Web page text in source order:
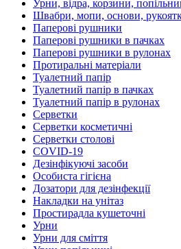
Урни, відра, корзини,
Швабри, мопи, основи,
Паперові рушники
Паперові рушники в пачках
Паперові рушники в рулонах
Протиральні матеріали
Туалетний папір
Туалетний папір в пачках
Туалетний папір в рулонах
Серветки
Серветки косметичні
Серветки столові
COVID-19
Дезінфікуючі засоби
Особиста гігієна
Дозатори для дезінфекції
Накладки на унітаз
Простирадла кушеточні
Урни
Урни для сміття